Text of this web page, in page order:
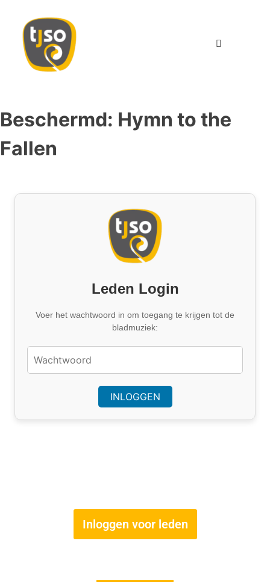
Beschermd: Hymn to the
Fallen
Leden Login
Voer het wachtwoord in om toegang te krijgen tot de
bladmuziek:
Inloggen voor leden